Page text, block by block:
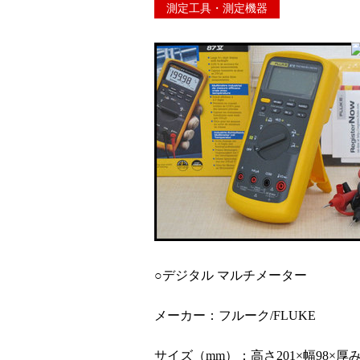
測定工具・測定機器
○デジタル マルチメーター
メーカー：フルーク/FLUKE
サイズ（mm）：高さ201×幅98×厚